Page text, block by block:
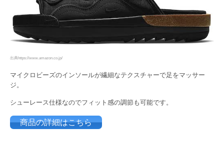
出典https://www.amazon.co.jp/
マイクロビーズのインソールが繊細なテクスチャーで足をマッサー
ジ。
シューレース仕様なのでフィット感の調節も可能です。
商品の詳細はこちら